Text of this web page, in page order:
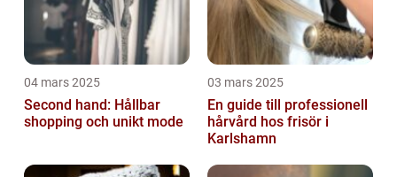
04 mars 2025
Second hand: Hållbar
shopping och unikt mode
03 mars 2025
En guide till professionell
hårvård hos frisör i
Karlshamn